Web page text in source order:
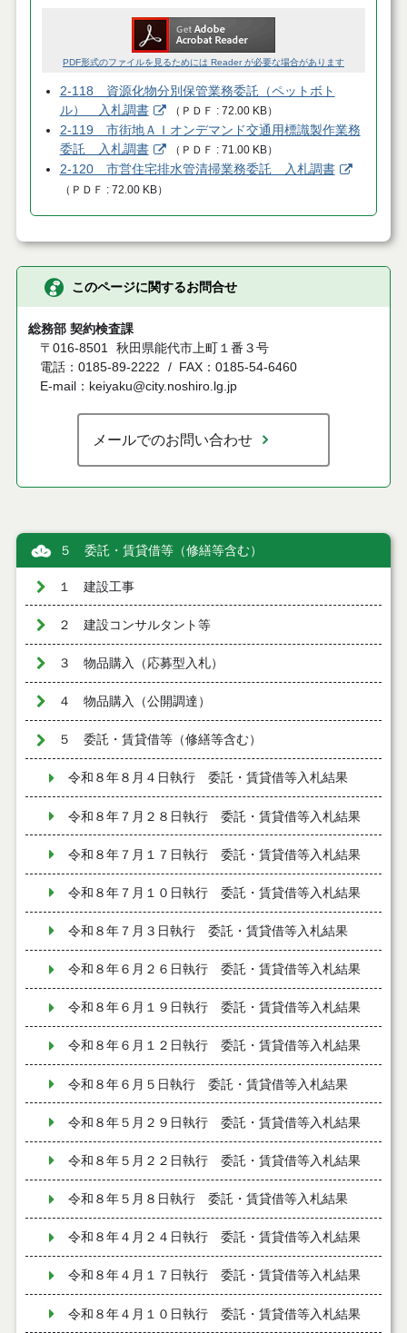
PDF形式のファイルを見るためには Reader が必要な場合があります
2-118 資源化物分別保管業務委託（ペットボト
ル） 入札調書
（ ＰＤＦ 72.00 KB）
2-119 市街地ＡＩオンデマンド交通用標識製作業務
委託 入札調書
（ ＰＤＦ 71.00 KB）
2-120 市営住宅排水管清掃業務委託 入札調書
（ ＰＤＦ 72.00 KB）
このページに関するお問合せ
総務部 契約検査課
〒016-8501 秋田県能代市上町１番３号
電話：0185-89-2222
FAX：0185-54-6460
E-mail：keiyaku@city.noshiro.lg.jp
メールでのお問い合わせ
５ 委託・賃貸借等（修繕等含む）
１ 建設工事
２ 建設コンサルタント等
３ 物品購入（応募型入札）
４ 物品購入（公開調達）
５ 委託・賃貸借等（修繕等含む）
令和８年８月４日執行 委託・賃貸借等入札結果
令和８年７月２８日執行 委託・賃貸借等入札結果
令和８年７月１７日執行 委託・賃貸借等入札結果
令和８年７月１０日執行 委託・賃貸借等入札結果
令和８年７月３日執行 委託・賃貸借等入札結果
令和８年６月２６日執行 委託・賃貸借等入札結果
令和８年６月１９日執行 委託・賃貸借等入札結果
令和８年６月１２日執行 委託・賃貸借等入札結果
令和８年６月５日執行 委託・賃貸借等入札結果
令和８年５月２９日執行 委託・賃貸借等入札結果
令和８年５月２２日執行 委託・賃貸借等入札結果
令和８年５月８日執行 委託・賃貸借等入札結果
令和８年４月２４日執行 委託・賃貸借等入札結果
令和８年４月１７日執行 委託・賃貸借等入札結果
令和８年４月１０日執行 委託・賃貸借等入札結果